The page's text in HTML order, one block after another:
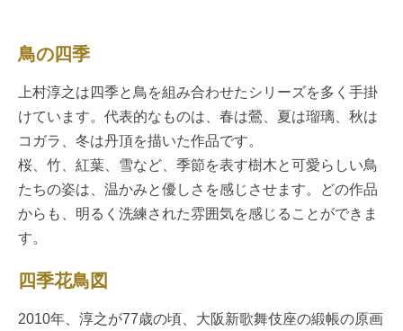
鳥の四季
上村淳之は四季と鳥を組み合わせたシリーズを多く手掛
けています。代表的なものは、春は鶯、夏は瑠璃、秋は
コガラ、冬は丹頂を描いた作品です。
桜、竹、紅葉、雪など、季節を表す樹木と可愛らしい鳥
たちの姿は、温かみと優しさを感じさせます。どの作品
からも、明るく洗練された雰囲気を感じることができま
す。
四季花鳥図
2010年、淳之が77歳の頃、大阪新歌舞伎座の緞帳の原画